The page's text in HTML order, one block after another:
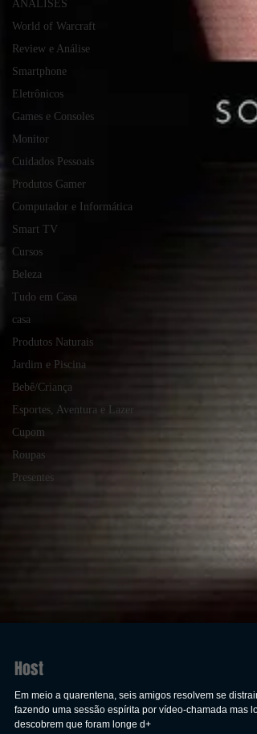
ANÁLISES
World of Warcraft
Review e Análise
Smartphone
Eletrônicos
Games e Consoles
Monitor
Cuidados Pessoais
Produtos Gamer
Computador e Informática
Smart TV
Cursos
Beleza
Tudo em Casa
casa
Produtos Naturais
Jardim e Piscina
Bebê/Criança
Esportes, Aventura e Lazer
Cupom
Roupas
Presentes